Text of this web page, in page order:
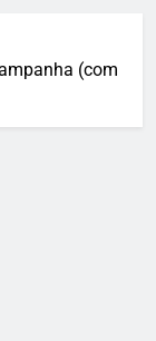
(com